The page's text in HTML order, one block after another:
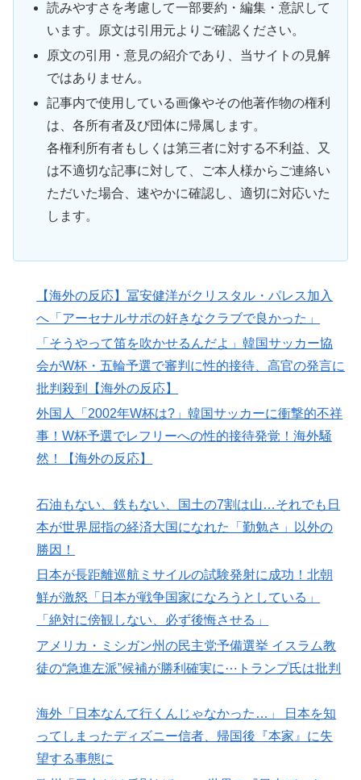
読みやすさを考慮して一部要約・編集・意訳して
います。原文は引用元よりご確認ください。
原文の引用・意見の紹介であり、当サイトの見解
ではありません。
記事内で使用している画像やその他著作物の権利
は、各所有者及び団体に帰属します。
各権利所有者もしくは第三者に対する不利益、又
は不適切な記事に対して、ご本人様からご連絡い
ただいた場合、速やかに確認し、適切に対応いた
します。
【海外の反応】冨安健洋がクリスタル・パレス加入
へ「アーセナルサポの好きなクラブで良かった」
「そうやって笛を吹かせるんだよ」韓国サッカー協
会がW杯・五輪予選で審判に性的接待、高官の発言に
批判殺到【海外の反応】
外国人「2002年W杯は?」韓国サッカーに衝撃的不祥
事！W杯予選でレフリーへの性的接待発覚！海外騒
然！【海外の反応】
石油もない、鉄もない、国土の7割は山…それでも日
本が世界屈指の経済大国になれた「勤勉さ」以外の
勝因！
日本が長距離巡航ミサイルの試験発射に成功！北朝
鮮が激怒「日本が戦争国家になろうとしている」
「絶対に傍観しない、必ず後悔させる」
アメリカ・ミシガン州の民主党予備選挙 イスラム教
徒の“急進左派”候補が勝利確実に⋯トランプ氏は批判
海外「日本なんて行くんじゃなかった…」 日本を知
ってしまったディズニー信者、帰国後『本家』に失
望する事態に